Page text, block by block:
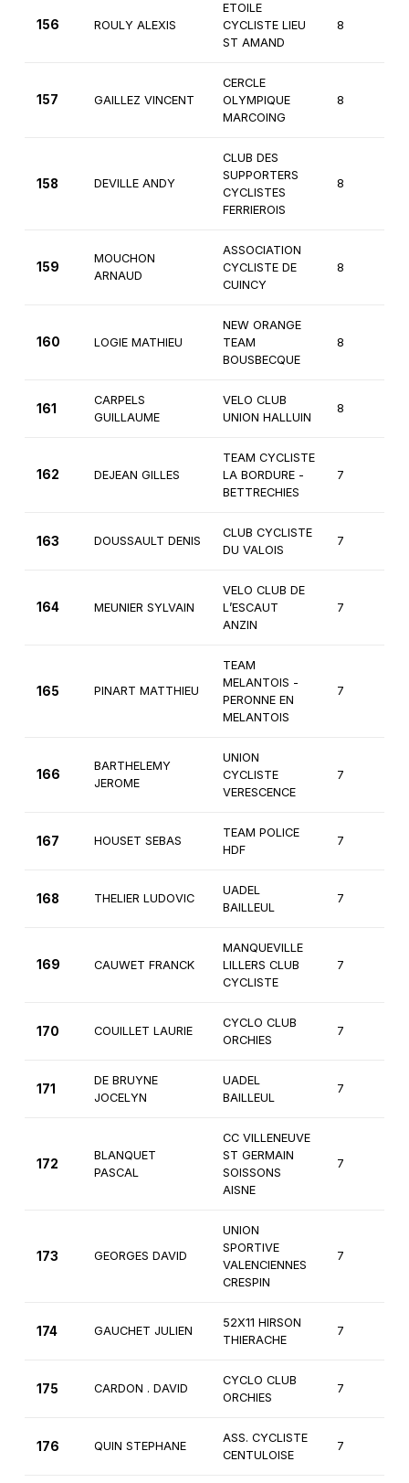
156 ROULY ALEXIS
ETOILE
CYCLISTE LIEU
ST AMAND
8
157 GAILLEZ VINCENT
CERCLE
OLYMPIQUE
MARCOING
8
158 DEVILLE ANDY
CLUB DES
SUPPORTERS
CYCLISTES
FERRIEROIS
8
159
MOUCHON
ARNAUD
ASSOCIATION
CYCLISTE DE
CUINCY
8
160 LOGIE MATHIEU
NEW ORANGE
TEAM
BOUSBECQUE
8
161
CARPELS
GUILLAUME
VELO CLUB
UNION HALLUIN
8
162 DEJEAN GILLES
TEAM CYCLISTE
LA BORDURE -
BETTRECHIES
7
163 DOUSSAULT DENIS
CLUB CYCLISTE
DU VALOIS
7
164 MEUNIER SYLVAIN
VELO CLUB DE
L’ESCAUT
ANZIN
7
165 PINART MATTHIEU
TEAM
MELANTOIS -
PERONNE EN
MELANTOIS
7
166
BARTHELEMY
JEROME
UNION
CYCLISTE
VERESCENCE
7
167 HOUSET SEBAS
TEAM POLICE
HDF
7
168 THELIER LUDOVIC
UADEL
BAILLEUL
7
169 CAUWET FRANCK
MANQUEVILLE
LILLERS CLUB
CYCLISTE
7
170 COUILLET LAURIE
CYCLO CLUB
ORCHIES
7
171
DE BRUYNE
JOCELYN
UADEL
BAILLEUL
7
172
BLANQUET
PASCAL
CC VILLENEUVE
ST GERMAIN
SOISSONS
AISNE
7
173 GEORGES DAVID
UNION
SPORTIVE
VALENCIENNES
CRESPIN
7
174 GAUCHET JULIEN
52X11 HIRSON
THIERACHE
7
175 CARDON . DAVID
CYCLO CLUB
ORCHIES
7
176 QUIN STEPHANE
ASS. CYCLISTE
CENTULOISE
7